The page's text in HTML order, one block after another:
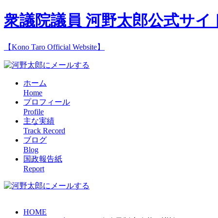
衆議院議員 河野太郎公式サイ
【Kono Taro Official Website】
ホーム
Home
プロフィール
Profile
主な実績
Track Record
ブログ
Blog
国政報告紙
Report
HOME